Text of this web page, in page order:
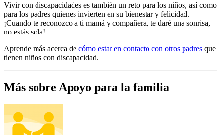
Vivir con discapacidades es también un reto para los niños, así como
para los padres quienes invierten en su bienestar y felicidad.
¡Cuando te reconozco a ti mamá y compañera, te daré una sonrisa,
no estás sola!
Aprende más acerca de cómo estar en contacto con otros padres que
tienen niños con discapacidad.
Más sobre Apoyo para la familia